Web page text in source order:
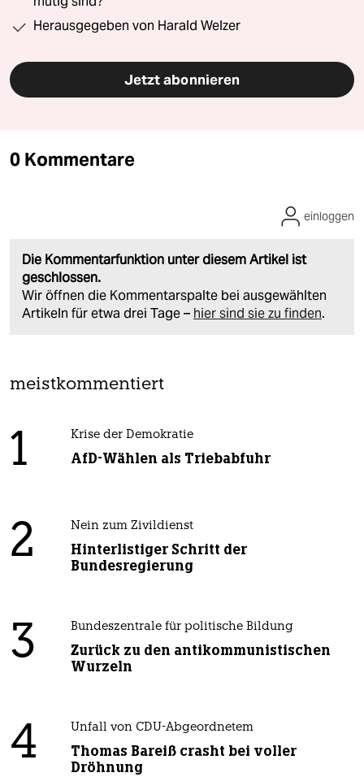
Herausgegeben von Harald Welzer
Jetzt abonnieren
0 Kommentare
Die Kommentarfunktion unter diesem Artikel ist
geschlossen.
Wir öffnen die Kommentarspalte bei ausgewählten
Artikeln für etwa drei Tage – hier sind sie zu finden.
einloggen
meistkommentiert
1 Krise der Demokratie
AfD-Wählen als Triebabfuhr
2 Nein zum Zivildienst
Hinterlistiger Schritt der
Bundesregierung
3 Bundeszentrale für politische Bildung
Zurück zu den antikommunistischen
Wurzeln
4 Unfall von CDU-Abgeordnetem
Thomas Bareiß crasht bei voller
Dröhnung